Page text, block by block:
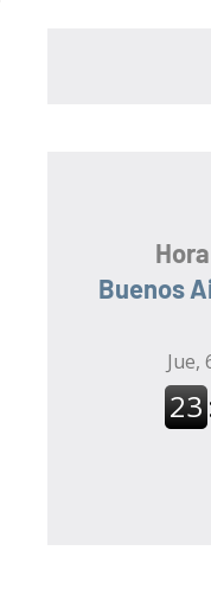
Buenos